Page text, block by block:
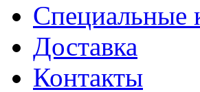
Специальные
Доставка
Контакты